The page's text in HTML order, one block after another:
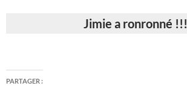
Jimie a ronronné !!!
PARTAGER :